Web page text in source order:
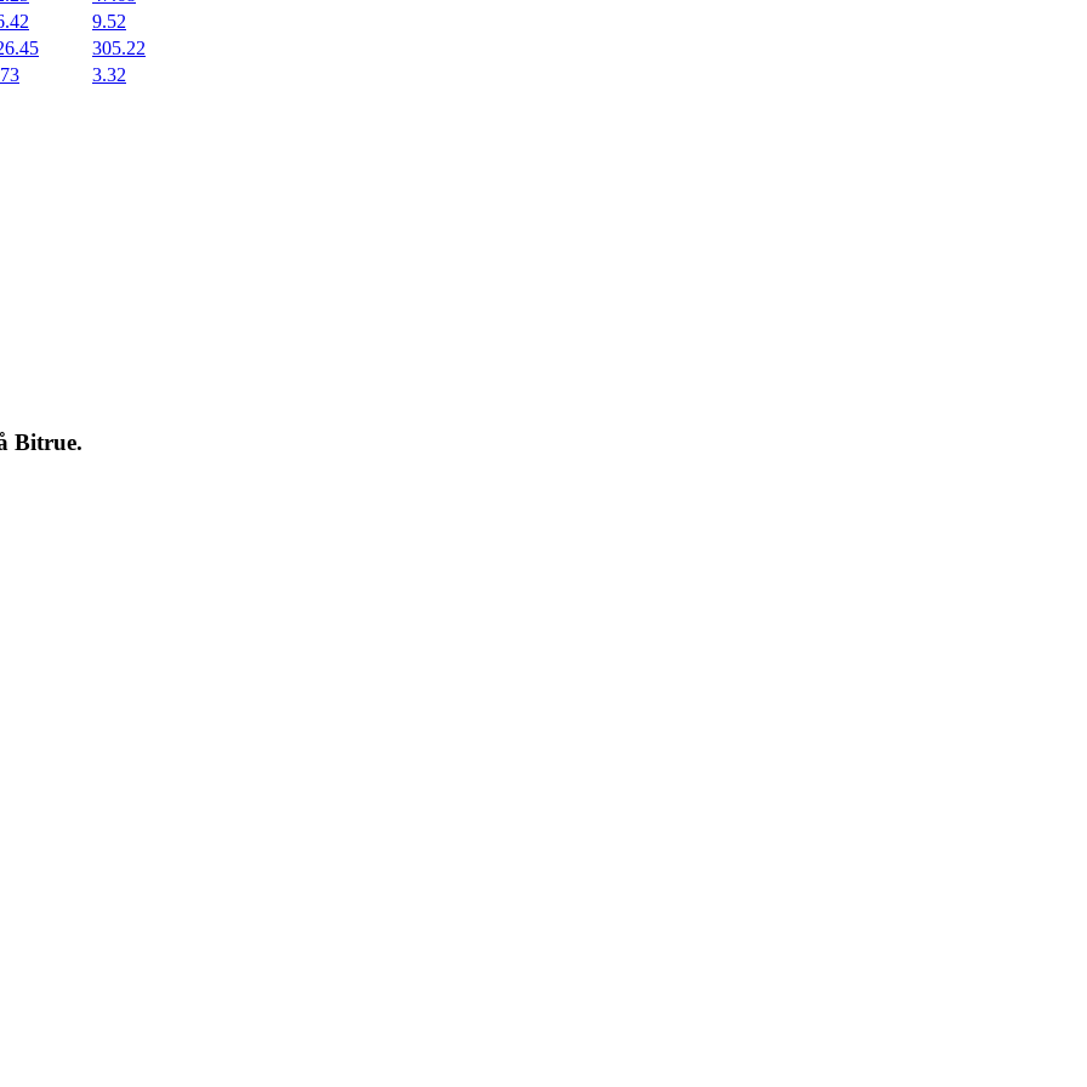
9.52
305.22
3.32
Bitrue.